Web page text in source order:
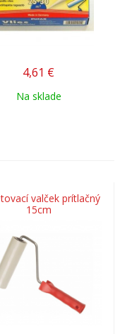
4,61 €
Na sklade
valček prítlačný
15cm